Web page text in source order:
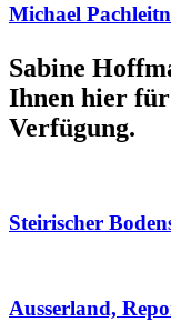
Michael
Sabine
Ihnen hier für
Verfügung.
Steirischer
Ausserland,